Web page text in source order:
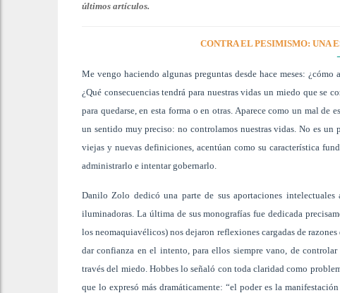
últimos artículos.
CONTRA EL PESIMISMO: UNA
Me vengo haciendo algunas preguntas desde hace meses:
¿Qué consecuencias tendrá para nuestras vidas un miedo que
para quedarse, en esta forma o en otras. Aparece como un mal
un sentido muy preciso: no controlamos nuestras vidas. No es
viejas y nuevas definiciones, acentúan como su característica
administrarlo e intentar gobernarlo.
Danilo Zolo dedicó una parte de sus aportaciones intelectuales
iluminadoras. La última de sus monografías fue dedicada
los neomaquiavélicos) nos dejaron reflexiones cargadas de
dar confianza en el intento, para ellos siempre vano, de
través del miedo. Hobbes lo señaló con toda claridad como
que lo expresó más dramáticamente: “el poder es la